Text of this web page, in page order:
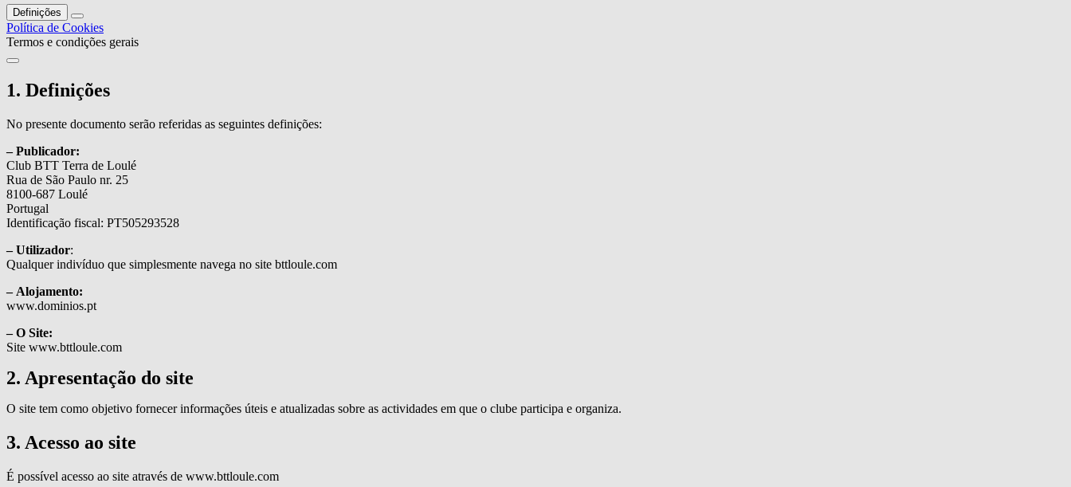
Definições
Política de Cookies
Termos e condições gerais
1. Definições
No presente documento serão referidas as seguintes definições:
– Publicador:
Club BTT Terra de Loulé
Rua de São Paulo nr. 25
8100-687 Loulé
Portugal
Identificação fiscal: PT505293528
– Utilizador:
Qualquer indivíduo que simplesmente navega no site bttloule.com
– Alojamento:
www.dominios.pt
– O Site:
Site www.bttloule.com
2. Apresentação do site
O site tem como objetivo fornecer informações úteis e atualizadas sobre as actividades em que o clube participa e organiza.
3. Acesso ao site
É possível acesso ao site através de www.bttloule.com